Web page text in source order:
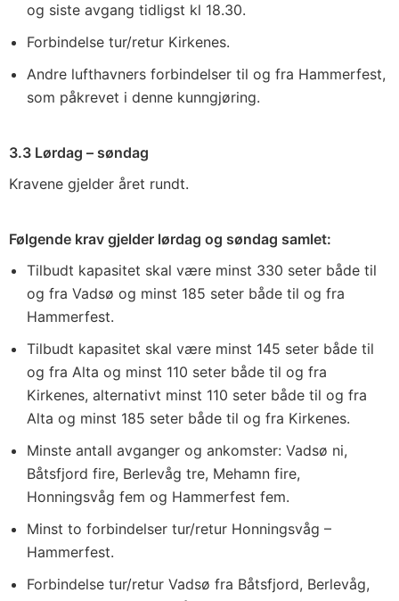
og siste avgang tidligst kl 18.30.
Forbindelse tur/retur Kirkenes.
Andre lufthavners forbindelser til og fra Hammerfest,
som påkrevet i denne kunngjøring.
3.3 Lørdag – søndag
Kravene gjelder året rundt.
Følgende krav gjelder lørdag og søndag samlet:
Tilbudt kapasitet skal være minst 330 seter både til
og fra Vadsø og minst 185 seter både til og fra
Hammerfest.
Tilbudt kapasitet skal være minst 145 seter både til
og fra Alta og minst 110 seter både til og fra
Kirkenes, alternativt minst 110 seter både til og fra
Alta og minst 185 seter både til og fra Kirkenes.
Minste antall avganger og ankomster: Vadsø ni,
Båtsfjord fire, Berlevåg tre, Mehamn fire,
Honningsvåg fem og Hammerfest fem.
Minst to forbindelser tur/retur Honningsvåg –
Hammerfest.
Forbindelse tur/retur Vadsø fra Båtsfjord, Berlevåg,